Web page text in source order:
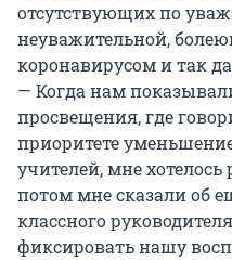
отсутствующих по
неуважительной,
коронавирусом и так
— Когда нам
просвещения, где
приоритете
учителей, мне
потом мне сказали об
классного
фиксировать нашу